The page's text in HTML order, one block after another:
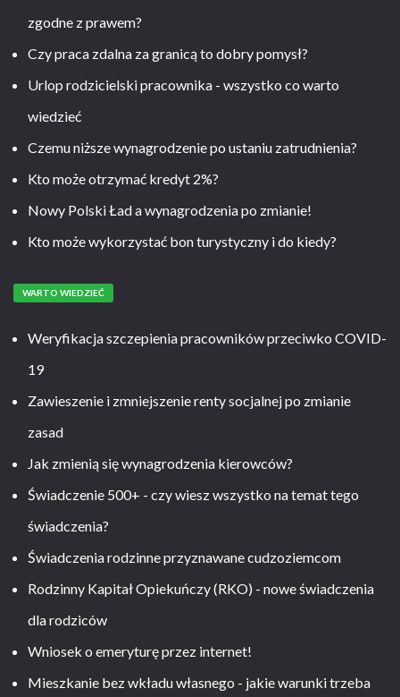
zgodne z prawem?
Czy praca zdalna za granicą to dobry pomysł?
Urlop rodzicielski pracownika - wszystko co warto
wiedzieć
Czemu niższe wynagrodzenie po ustaniu zatrudnienia?
Kto może otrzymać kredyt 2%?
Nowy Polski Ład a wynagrodzenia po zmianie!
Kto może wykorzystać bon turystyczny i do kiedy?
WARTO WIEDZIEĆ
Weryfikacja szczepienia pracowników przeciwko COVID-
19
Zawieszenie i zmniejszenie renty socjalnej po zmianie
zasad
Jak zmienią się wynagrodzenia kierowców?
Świadczenie 500+ - czy wiesz wszystko na temat tego
świadczenia?
Świadczenia rodzinne przyznawane cudzoziemcom
Rodzinny Kapitał Opiekuńczy (RKO) - nowe świadczenia
dla rodziców
Wniosek o emeryturę przez internet!
Mieszkanie bez wkładu własnego - jakie warunki trzeba